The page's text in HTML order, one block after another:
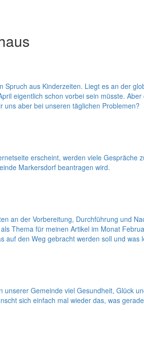
aus Kinderzeiten. Liegt es an der
eigentlich schon vorbei sein müsste.
uns aber bei unseren täglichen Problemen?
erscheint, werden viele
Markersdorf beantragen wird.
an der Vorbereitung, Durchführung und
Thema für meinen Artikel im Monat
den Weg gebracht werden soll und was
Gemeinde viel Gesundheit, Glück
sich einfach mal wieder das, was